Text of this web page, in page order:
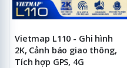
Vietmap L110 - Ghi hình
2K, Cảnh báo giao thông,
Tích hợp GPS, 4G